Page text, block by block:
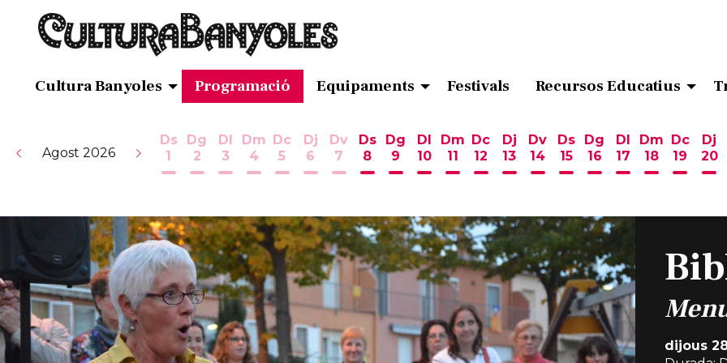
Cultura Banyoles Programació Equipaments Festivals Recursos Educatius
Agost 2026
Ds
1
Dissabte 1 d'agost
Dg
2
Diumenge 2 d'agost
Dl
3
Dilluns 3 d'agost
Dm
4
Dimarts 4 d'agost
Dc
5
Dimecres 5 d'agost
Dj
6
Dijous 6 d'agost
Dv
7
Divendres 7 d'agost
Ds
8
Dissabte 8 d'agost
Dg
9
Diumenge 9 d'agost
Dl
10
Dilluns 10 d'agost
Dm
11
Dimarts 11 d'agost
Dc
12
Dimecres 12 d'agost
Dj
13
Dijous 13 d'agost
Dv
14
Divendres 14 d'agost
Ds
15
Dissabte 15 d'agost
Dg
16
Diumenge 16
Dl
17
Dilluns 17
Dm
18
Dimarts 18
Dc
19
Dj
20
dijous